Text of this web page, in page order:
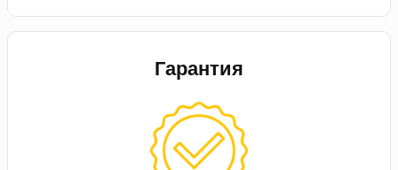
Гарантия